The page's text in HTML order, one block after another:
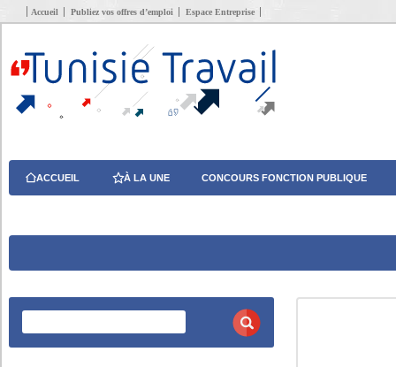
Accueil Publiez vos offres d’emploi Espace Entreprise
ACCUEIL À LA UNE CONCOURS FONCTION PUBLIQUE